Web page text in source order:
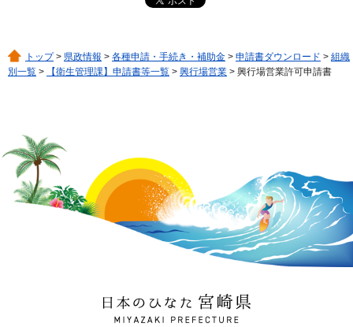
トップ> 県政情報 > 各種申請・手続き・補助金 > 申請書ダウンロード > 組織
別一覧 > 【衛生管理課】申請書等一覧 > 興行場営業 > 興行場営業許可申請書
日本のひなた 宮崎県
MIYAZAKI PREFECTURE